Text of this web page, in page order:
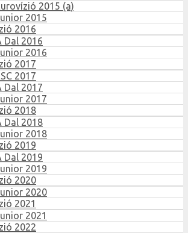
2015 (a)
2015
2016
Dal 2016
2016
2017
2017
Dal 2017
2017
2018
Dal 2018
2018
2019
Dal 2019
2019
2020
2020
2021
2021
2022